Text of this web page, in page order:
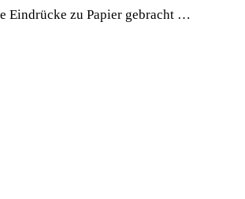
Eindrücke zu Papier gebracht …